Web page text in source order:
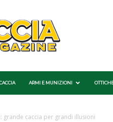
ARMI E MUNIZIONI
grande caccia per grandi illusioni